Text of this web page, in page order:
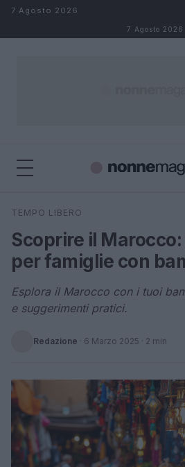
Salta al contenuto
7 Agosto 2026
7 Agosto 2026
Cerca
TEMPO LIBERO
Scoprire il
per famiglie con
Esplora il Marocco con i tuoi
e suggerimenti pratici.
Redazione · 6 Marzo 2025 · 2 min